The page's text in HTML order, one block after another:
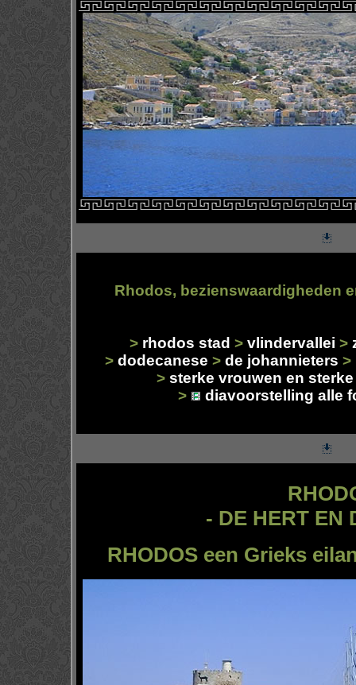
Rhodos, bezienswaardigheden
> rhodos stad > vlindervallei >
> dodecanese > de johannieters >
> sterke vrouwen en
>
diavoorstelling alle
- DE HERT EN
RHODOS een Grieks